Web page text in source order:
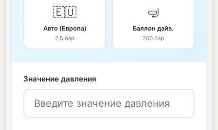
🇪🇺
Авто (Европа)
2.5 бар
🤿
Баллон дайв.
200 бар
Значение давления